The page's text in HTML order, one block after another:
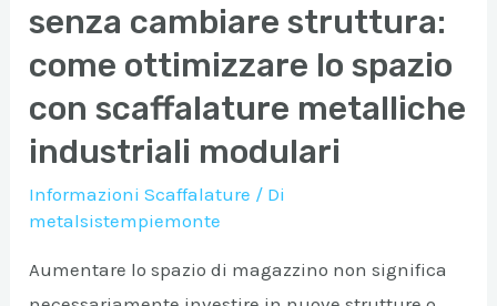
senza cambiare struttura:
come ottimizzare lo spazio
con scaffalature metalliche
industriali modulari
Informazioni Scaffalature / Di
metalsistempiemonte
Aumentare lo spazio di magazzino non significa